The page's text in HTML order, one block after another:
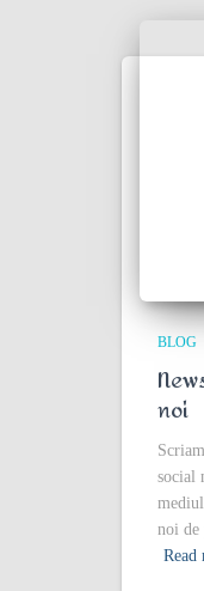
BLOG
noi
social
noi de
Read